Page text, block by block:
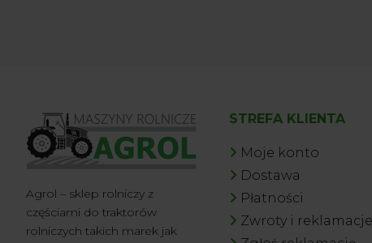
Agrol – sklep rolniczy z
częściami do traktorów
rolniczych takich marek jak
STREFA KLIENTA
Moje konto
Dostawa
Płatności
Zwroty i reklamacje